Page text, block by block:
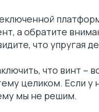
а обратите
что упругая
что винт –
целиком. Если у
мы не решим.